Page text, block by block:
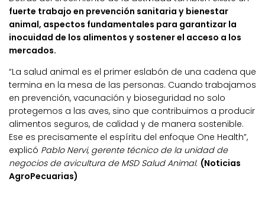
fuerte trabajo en prevención sanitaria y bienestar
animal, aspectos fundamentales para garantizar la
inocuidad de los alimentos y sostener el acceso a los
mercados.
“La salud animal es el primer eslabón de una cadena que
termina en la mesa de las personas. Cuando trabajamos
en prevención, vacunación y bioseguridad no solo
protegemos a las aves, sino que contribuimos a producir
alimentos seguros, de calidad y de manera sostenible.
Ese es precisamente el espíritu del enfoque One Health”,
explicó Pablo Nervi, gerente técnico de la unidad de
negocios de avicultura de MSD Salud Animal. (Noticias
AgroPecuarias)